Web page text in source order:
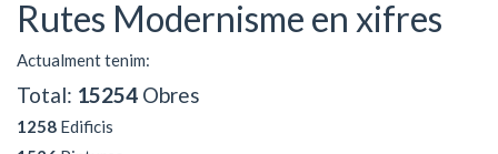
Rutes Modernisme en xifres
Actualment tenim:
Total: 15254 Obres
1258 Edificis